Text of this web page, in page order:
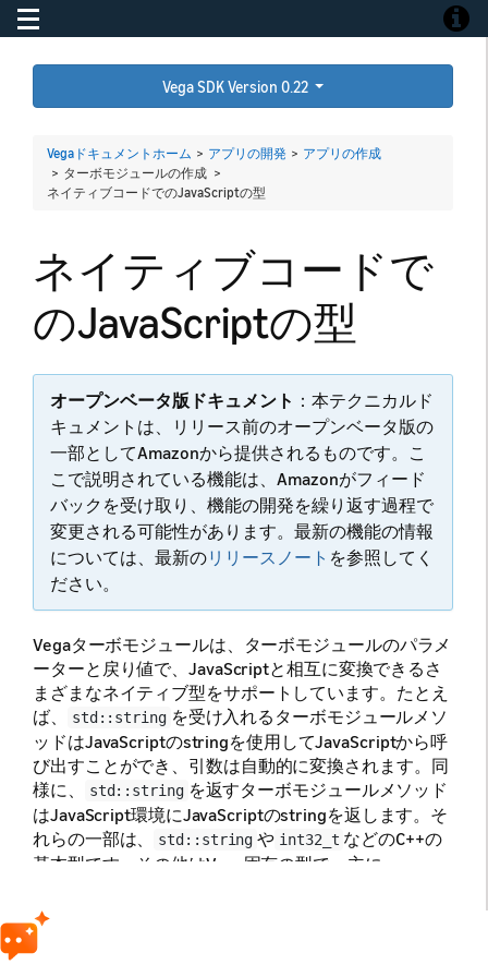
Toggle navigation
Vega SDK Version 0.22
Vegaドキュメントホーム > アプリの開発 > アプリの作成
> ターボモジュールの作成 >
ネイティブコードでのJavaScriptの型
ネイティブコードで
のJavaScriptの型
オープンベータ版ドキュメント ：本テクニカルド
キュメントは、リリース前のオープンベータ版の
一部としてAmazonから提供されるものです。こ
こで説明されている機能は、Amazonがフィード
バックを受け取り、機能の開発を繰り返す過程で
変更される可能性があります。最新の機能の情報
については、最新のリリースノート を参照してく
ださい。
Vegaターボモジュールは、ターボモジュールのパラメ
ーターと戻り値で、JavaScriptと相互に変換できるさ
まざまなネイティブ型をサポートしています。たとえ
ば、
std::string を受け入れるターボモジュールメソ
ッドはJavaScriptのstringを使用してJavaScriptから呼
び出すことができ、引数は自動的に変換されます。同
様に、
std::string を返すターボモジュールメソッド
はJavaScript環境にJavaScriptのstringを返します。そ
れらの一部は、
std::string や int32_t などのC++の
基本型です。その他はVega固有の型で、主に
として利用できます。